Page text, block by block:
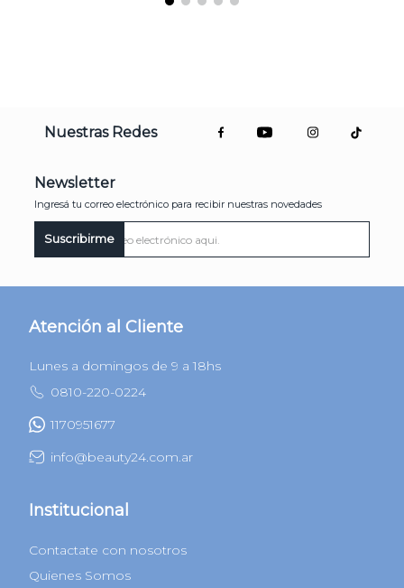
Atención al Cliente
Lunes a domingos de 9 a 18hs
info@beauty24.com.ar
Institucional